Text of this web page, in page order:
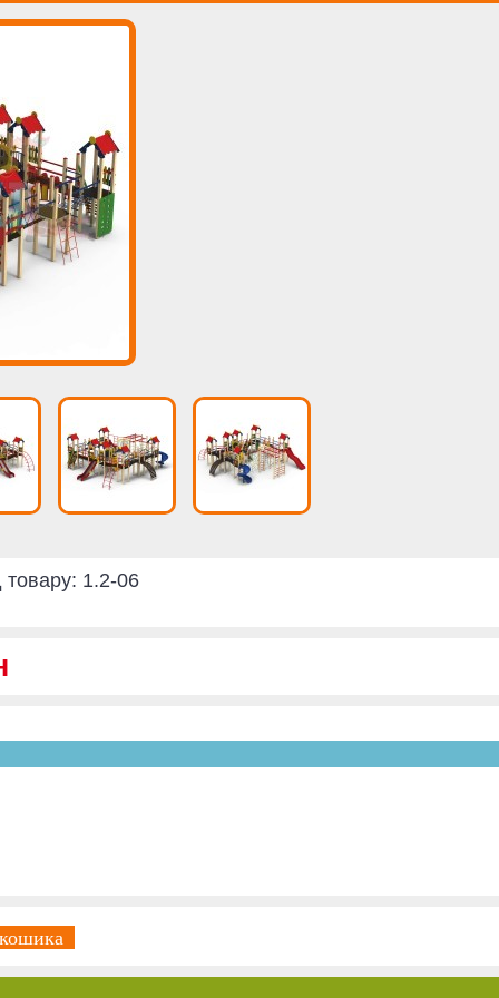
товару: 1.2-06